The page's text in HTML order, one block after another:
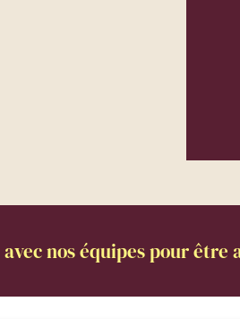
nos équipes pour être